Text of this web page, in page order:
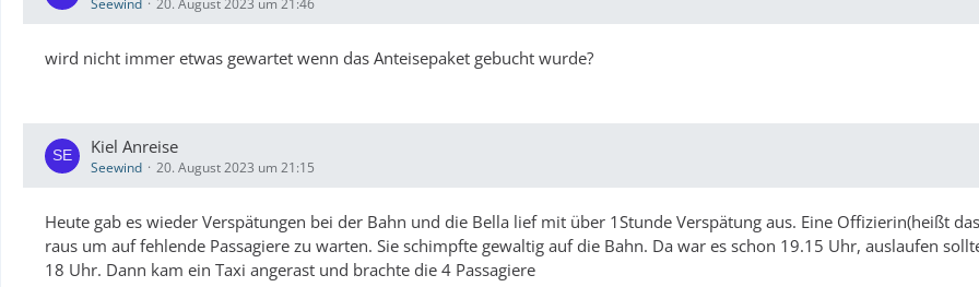
Seewind 20. August 2023 um 21:46
wird nicht immer etwas gewartet wenn das Anteisepaket gebucht wurde?
Kiel Anreise
Seewind 20. August 2023 um 21:15
Heute gab es wieder Verspätungen bei der Bahn und die Bella lief mit über 1Stunde Verspätung aus. Eine Offizierin(heißt
raus um auf fehlende Passagiere zu warten. Sie schimpfte gewaltig auf die Bahn. Da war es schon 19.15 Uhr, auslaufen
18 Uhr. Dann kam ein Taxi angerast und brachte die 4 Passagiere